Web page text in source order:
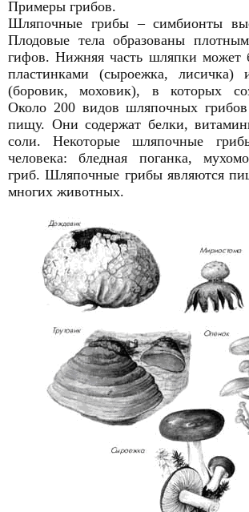
Примеры грибов.
Шляпочные грибы – симбионты
Плодовые тела образованы
гифов. Нижняя часть шляпки может
пластинками (сыроежка, лисичка)
(боровик, моховик), в которых
Около 200 видов шляпочных грибов
пищу. Они содержат белки,
соли. Некоторые шляпочные
человека: бледная поганка,
гриб. Шляпочные грибы являются
многих животных.